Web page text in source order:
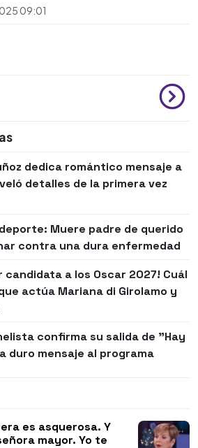
09:01
dedica romántico mensaje a
detalles de la primera vez
Muere padre de querido
contra una dura enfermedad
candidata a los Oscar 2027! Cuál
actúa Mariana di Girolamo y
confirma su salida de "Hay
duro mensaje al programa
es asquerosa. Y
mayor. Yo te